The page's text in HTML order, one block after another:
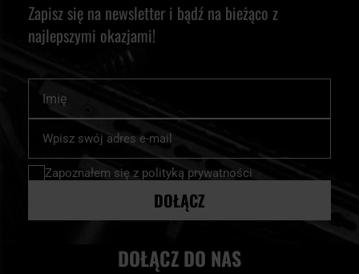
Zapisz się na newsletter i bądź na bieżąco z
najlepszymi okazjami!
nasz
newsletter:
Zapoznałem się z polityką prywatności
DOŁĄCZ
DOŁĄCZ DO NAS